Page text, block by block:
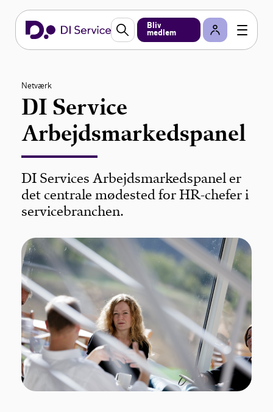
Bliv
medlem
Netværk
DI Service
Arbejdsmarkedspanel
DI Services Arbejdsmarkedspanel er
det centrale mødested for HR-chefer i
servicebranchen.